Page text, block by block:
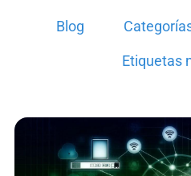
Blog
Etiquetas